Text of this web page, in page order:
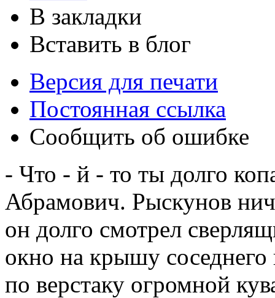
В закладки
Вставить в блог
Версия для печати
Постоянная ссылка
Сообщить об ошибке
- Что - й - то ты долго
Абрамович. Рыскунов
он долго смотрел
окно на крышу соседнего
по верстаку огромной